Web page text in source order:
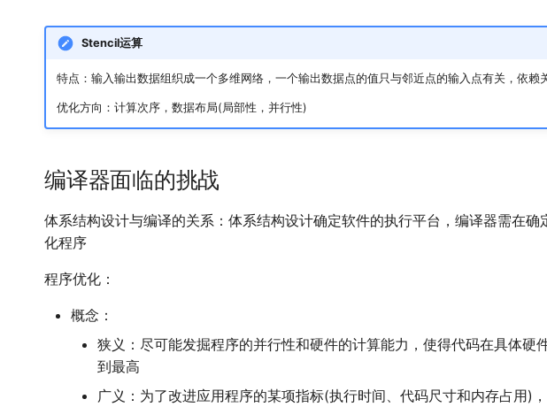
Stencil运算
特点：输入输出数据组织成一个多维网络，一个输出数据点的值只与邻近点的输入点有关，依赖
优化方向：计算次序，数据布局(局部性，并行性)
编译器面临的挑战
体系结构设计与编译的关系：体系结构设计确定软件的执行平台，编译器需在确
化程序
程序优化：
概念：
狭义：尽可能发掘程序的并行性和硬件的计算能力，使得代码在具体硬
到最高
广义：为了改进应用程序的某项指标(执行时间、代码尺寸和内存占用)